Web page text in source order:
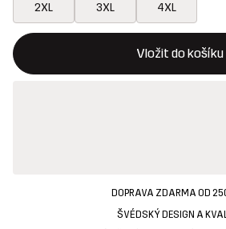
2XL 3XL 4XL
Vložit do košíku
Toto tlačítko otevře modální
{{size}} není k dispozici
DOPRAVA ZDARMA OD
ŠVÉDSKÝ DESIGN A